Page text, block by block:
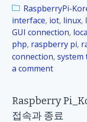
진
행
흐
름
2
템
개
요
RaspberryPi-
interface, iot, linux,
GUI connection,
php, raspberry pi,
connection, system
a comment
a
s
Raspberry
접속과 종료